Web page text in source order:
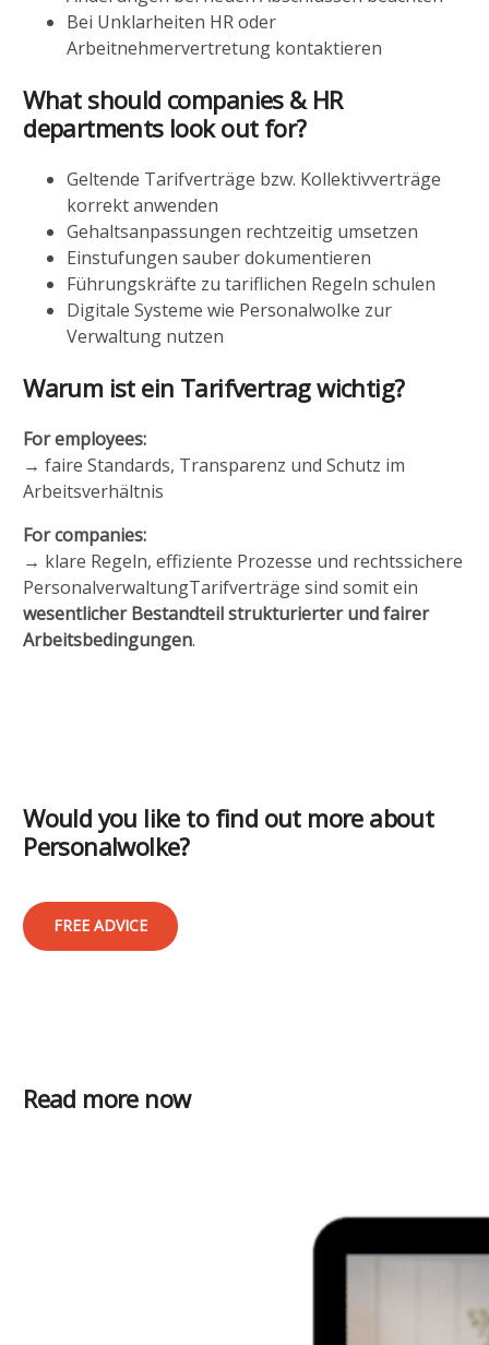
Bei Unklarheiten HR oder
Arbeitnehmervertretung kontaktieren
What should companies & HR
departments look out for?
Geltende Tarifverträge bzw. Kollektivverträge
korrekt anwenden
Gehaltsanpassungen rechtzeitig umsetzen
Einstufungen sauber dokumentieren
Führungskräfte zu tariflichen Regeln schulen
Digitale Systeme wie Personalwolke zur
Verwaltung nutzen
Warum ist ein Tarifvertrag wichtig?
For employees:
→ faire Standards, Transparenz und Schutz im
Arbeitsverhältnis
For companies:
→ klare Regeln, effiziente Prozesse und rechtssichere
PersonalverwaltungTarifverträge sind somit ein
wesentlicher Bestandteil strukturierter und fairer
Arbeitsbedingungen.
Would you like to find out more about
Personalwolke?
FREE ADVICE
Read more now